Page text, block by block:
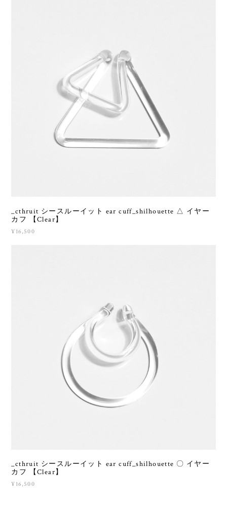
_cthruit シースルーイット ear cuff_shilhouette △ イヤー
カフ 【Clear】
¥16,500
_cthruit シースルーイット ear cuff_shilhouette 〇 イヤー
カフ 【Clear】
¥16,500